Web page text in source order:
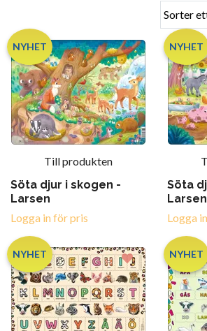
NYHET
Till produkten
Söta djur i skogen -
Larsen
Logga in för pris
NYHET
Söta
Larsen
Logga
NYHET NYHET